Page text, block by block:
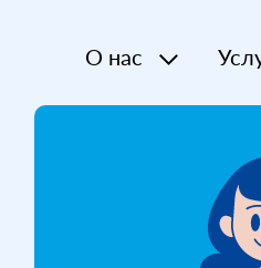
О нас